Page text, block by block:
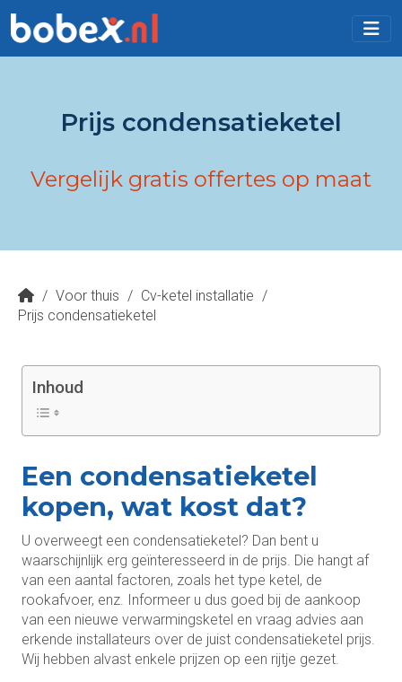
Prijs condensatieketel
Vergelijk gratis offertes op maat
/ Voor thuis / Cv-ketel installatie /
Prijs condensatieketel
Inhoud
Een condensatieketel
kopen, wat kost dat?
U overweegt een condensatieketel? Dan bent u
waarschijnlijk erg geïnteresseerd in de prijs. Die hangt af
van een aantal factoren, zoals het type ketel, de
rookafvoer, enz. Informeer u dus goed bij de aankoop
van een nieuwe verwarmingsketel en vraag advies aan
erkende installateurs over de juist condensatieketel prijs.
Wij hebben alvast enkele prijzen op een rijtje gezet.